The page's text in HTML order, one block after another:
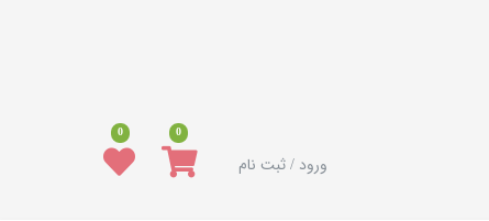
ورود / ثبت نام
0
0